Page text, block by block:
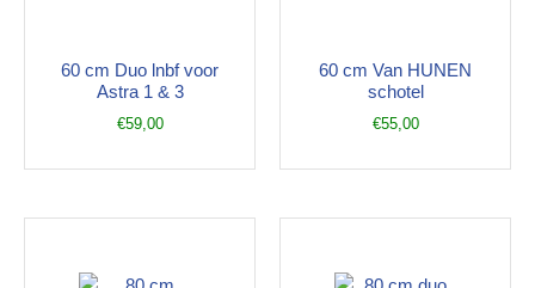
60 cm Duo lnbf voor
Astra 1 & 3
€59,00
60 cm Van HUNEN
schotel
€55,00